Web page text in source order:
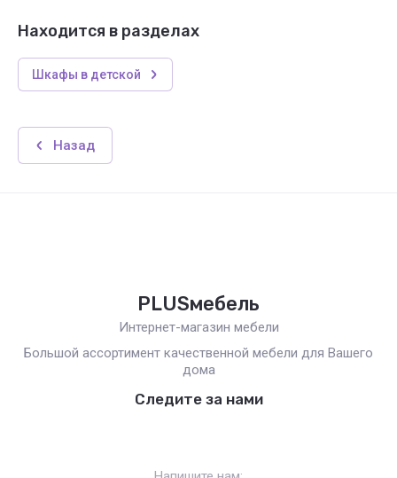
Находится в разделах
Шкафы в детской
Назад
PLUSмебель
Интернет-магазин мебели
Большой ассортимент качественной мебели для Вашего
дома
Следите за нами